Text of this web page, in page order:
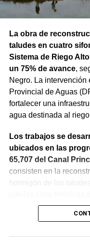
La obra de
taludes en cuatro
Sistema de Riego
un 75% de avance,
Negro. La intervención
Provincial de Aguas
fortalecer una
agua destinada al
Los trabajos se
ubicados en las
65,707 del Canal
consisten en la
hormigón de los
La obra incluye la
requieren, la ejecución